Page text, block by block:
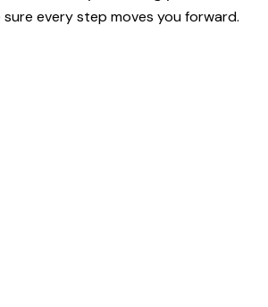
sure every step moves you forward.